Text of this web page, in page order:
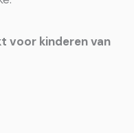
voor kinderen van